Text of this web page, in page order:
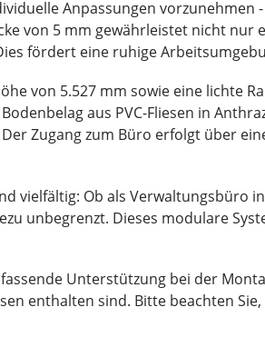
Anpassungen
von 5 mm gewährleistet nicht nur
fördert eine ruhige
von 5.527 mm sowie eine lichte
aus PVC-Fliesen in
Zugang zum Büro erfolgt über
vielfältig: Ob als Verwaltungsbüro
unbegrenzt. Dieses modulare
Unterstützung bei der
enthalten sind. Bitte beachten